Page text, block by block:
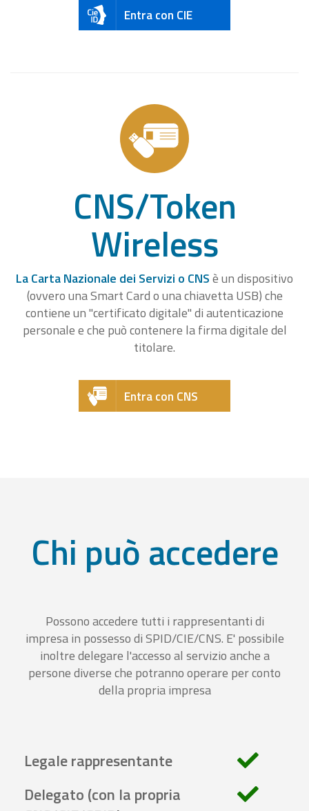
Entra con CIE
CNS/Token
Wireless
La Carta Nazionale dei Servizi o CNSè un dispositivo
(ovvero una Smart Card o una chiavetta USB) che
contiene un "certificato digitale" di autenticazione
personale e che può contenere la firma digitale del
titolare.
Entra con CNS
Chi può accedere
Possono accedere tutti i rappresentanti di
impresa in possesso di SPID/CIE/CNS. E' possibile
inoltre delegare l'accesso al servizio anche a
persone diverse che potranno operare per conto
della propria impresa
Legale rappresentante
Delegato (con la propria